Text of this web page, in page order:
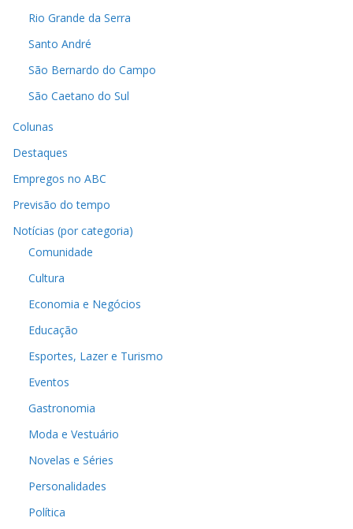
Rio Grande da Serra
Santo André
São Bernardo do Campo
São Caetano do Sul
Colunas
Destaques
Empregos no ABC
Previsão do tempo
Notícias (por categoria)
Comunidade
Cultura
Economia e Negócios
Educação
Esportes, Lazer e Turismo
Eventos
Gastronomia
Moda e Vestuário
Novelas e Séries
Personalidades
Política